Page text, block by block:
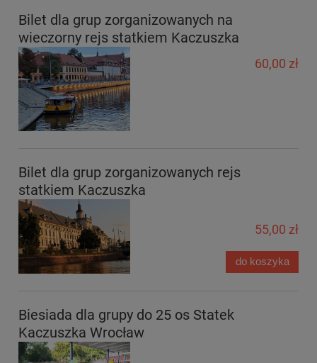
Bilet dla grup zorganizowanych na
wieczorny rejs statkiem Kaczuszka
60,00 zł
Bilet dla grup zorganizowanych rejs
statkiem Kaczuszka
55,00 zł
do koszyka
Biesiada dla grupy do 25 os Statek
Kaczuszka Wrocław